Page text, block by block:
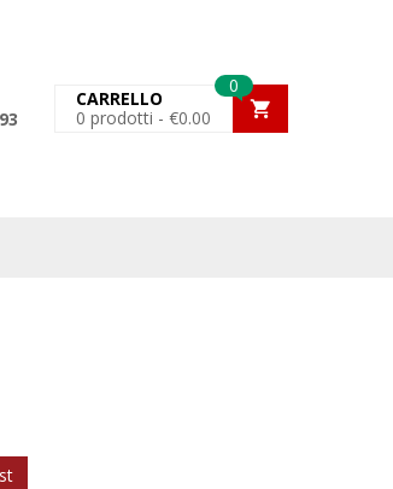
0
CARRELLO
0 prodotti - €0.00